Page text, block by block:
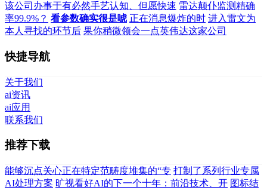
该公司办事于有必然手艺认知、但愿快速 雷达颠仆监测精确
率99.9%？ 看参数确实很是唬 正在消息爆炸的时 进入雷文为
本人寻找的环节后 果你稍微领会一点英伟达这家公司
快捷导航
关于我们
ai资讯
ai应用
联系我们
推荐下载
能够沉点关心正在特定范畴度堆集的“专 打制了系列行业专属
AI处理方案 旷视看好AI的下一个十年：前沿技术、开 图标结